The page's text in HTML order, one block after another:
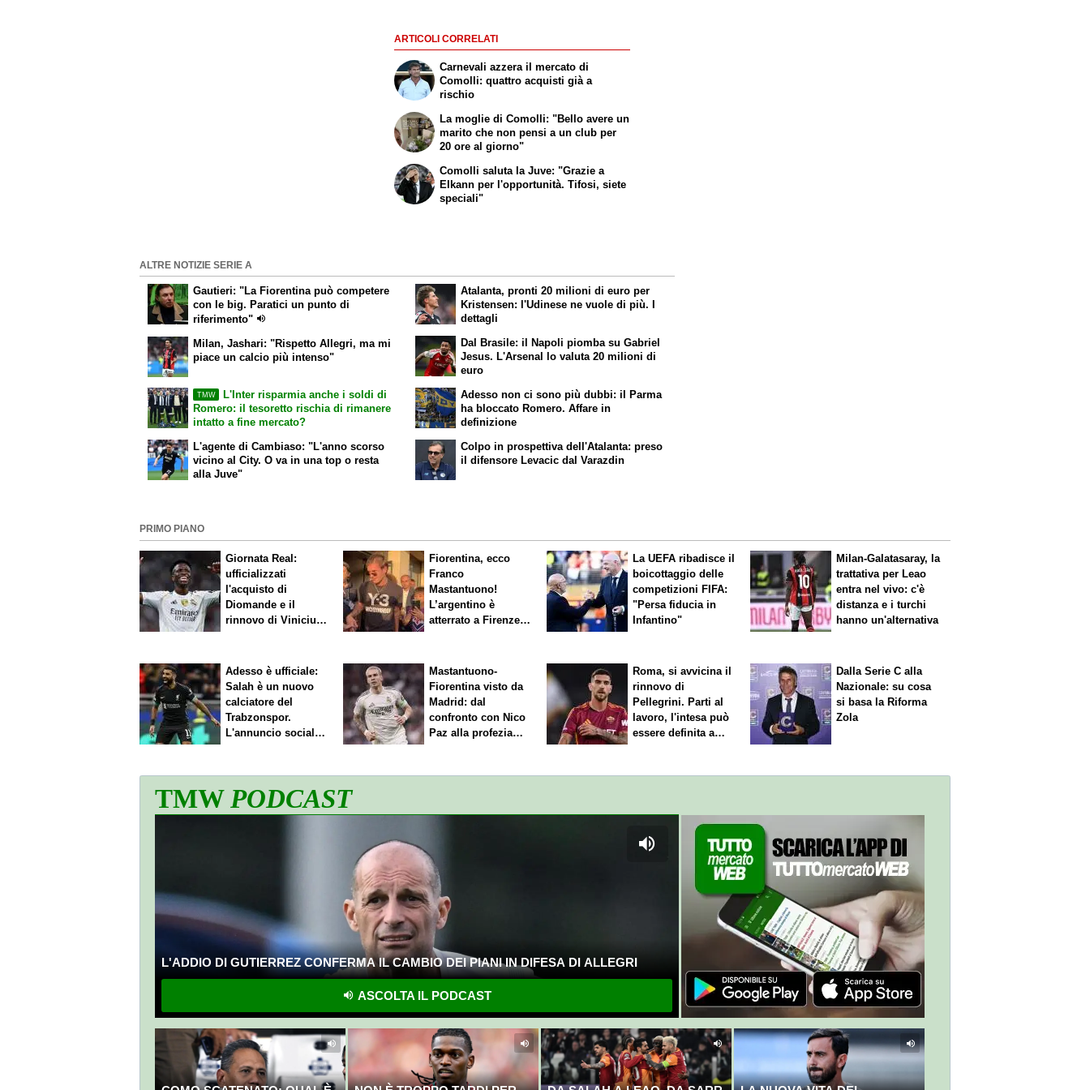
ARTICOLI CORRELATI
Carnevali azzera il mercato di
Comolli: quattro acquisti già a
rischio
La moglie di Comolli: "Bello avere un
marito che non pensi a un club per
20 ore al giorno"
Comolli saluta la Juve: "Grazie a
Elkann per l'opportunità. Tifosi, siete
speciali"
ALTRE NOTIZIE SERIE A
Gautieri: "La Fiorentina può competere
con le big. Paratici un punto di
riferimento"
Milan, Jashari: "Rispetto Allegri, ma mi
piace un calcio più intenso"
Atalanta, pronti 20 milioni di euro per
Kristensen: l'Udinese ne vuole di più. I
dettagli
Dal Brasile: il Napoli piomba su Gabriel
Jesus. L'Arsenal lo valuta 20 milioni di
euro
TMW
L'Inter risparmia anche i soldi di
Romero: il tesoretto rischia di rimanere
intatto a fine mercato?
L'agente di Cambiaso: "L'anno scorso
vicino al City. O va in una top o resta
alla Juve"
Adesso non ci sono più dubbi: il Parma
ha bloccato Romero. Affare in
definizione
Colpo in prospettiva dell'Atalanta: preso
il difensore Levacic dal Varazdin
PRIMO PIANO
Giornata Real:
ufficializzati
l'acquisto di
Diomande e il
rinnovo di Vinicius.
Fiorentina, ecco
Franco
Mastantuono!
L’argentino è
atterrato a Firenze,
La UEFA ribadisce il
boicottaggio delle
competizioni FIFA:
"Persa fiducia in
Infantino"
Milan-Galatasaray, la
trattativa per Leao
entra nel vivo: c'è
distanza e i turchi
hanno un'alternativa
Adesso è ufficiale:
Salah è un nuovo
calciatore del
Trabzonspor.
L'annuncio social
Mastantuono-
Fiorentina visto da
Madrid: dal
confronto con Nico
Paz alla profezia
Roma, si avvicina il
rinnovo di
Pellegrini. Parti al
lavoro, l'intesa può
essere definita a
Dalla Serie C alla
Nazionale: su cosa
si basa la Riforma
Zola
TMWPODCAST
L'ADDIO DI GUTIERREZ CONFERMA IL CAMBIO DEI PIANI IN DIFESA DI ALLEGRI
ASCOLTA IL PODCAST